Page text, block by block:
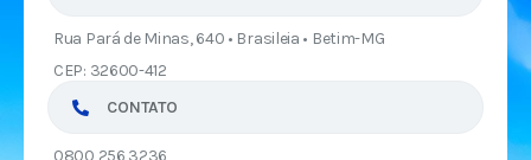
Rua Pará de Minas, 640 • Brasileia • Betim-MG
CEP: 32600-412
CONTATO
0800 256 3236